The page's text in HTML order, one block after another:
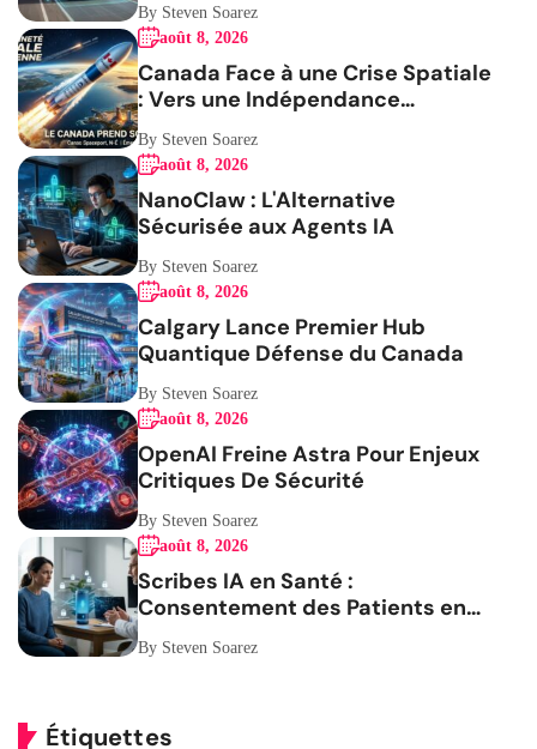
By Steven Soarez
août 8, 2026
Canada Face à une Crise Spatiale
: Vers une Indépendance
Stratégique
By Steven Soarez
août 8, 2026
NanoClaw : L'Alternative
Sécurisée aux Agents IA
By Steven Soarez
août 8, 2026
Calgary Lance Premier Hub
Quantique Défense du Canada
By Steven Soarez
août 8, 2026
OpenAI Freine Astra Pour Enjeux
Critiques De Sécurité
By Steven Soarez
août 8, 2026
Scribes IA en Santé :
Consentement des Patients en
Question
By Steven Soarez
Étiquettes